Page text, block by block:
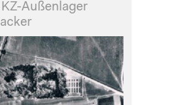
KZ-Außenlager